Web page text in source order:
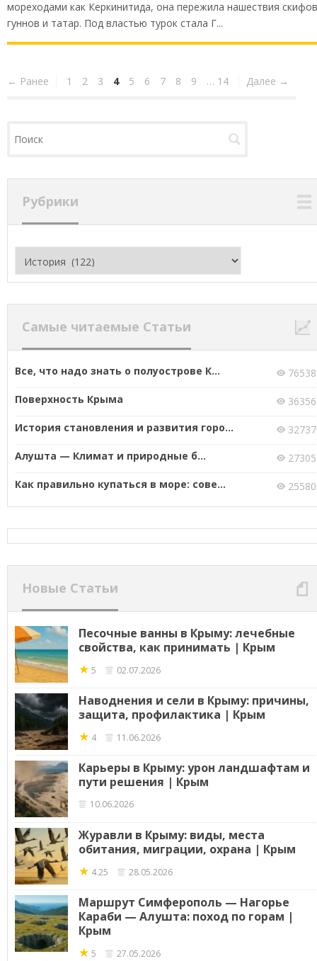
мореходами как Керкинитида, она пережила нашествия
гуннов и татар. Под властью турок стала Г...
← Ранее 1 2 3 4 5 6 7 8 9 … 14 Далее →
Рубрики
Рубрики
Самые читаемые Статьи
Все, что надо знать о полуострове К...
76538
Поверхность Крыма
36356
История становления и развития горо...
32737
Алушта — Климат и природные б...
27305
Как правильно купаться в море: сове...
25580
Новые Статьи
Песочные ванны в Крыму: лечебные
свойства, как принимать | Крым
★ 5 02.07.2026
Наводнения и сели в Крыму: причины,
защита, профилактика | Крым
★ 4 11.06.2026
Карьеры в Крыму: урон ландшафтам и
пути решения | Крым
10.06.2026
Журавли в Крыму: виды, места
обитания, миграции, охрана | Крым
★ 4.25 28.05.2026
Маршрут Симферополь — Нагорье
Караби — Алушта: поход по горам |
Крым
★ 5 27.05.2026